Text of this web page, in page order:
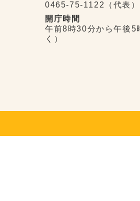
0465-75-1122（代表）
開庁時間
午前8時30分から午後5
く）